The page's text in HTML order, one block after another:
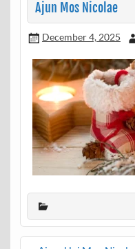
Ajun Mos Nicolae
December 4, 2025